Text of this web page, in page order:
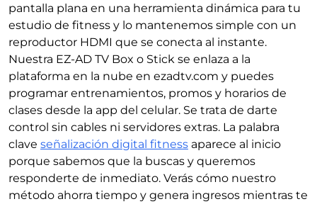
pantalla plana en una herramienta dinámica para tu
estudio de fitness y lo mantenemos simple con un
reproductor HDMI que se conecta al instante.
Nuestra EZ-AD TV Box o Stick se enlaza a la
plataforma en la nube en ezadtv.com y puedes
programar entrenamientos, promos y horarios de
clases desde la app del celular. Se trata de darte
control sin cables ni servidores extras. La palabra
clave señalización digital fitness aparece al inicio
porque sabemos que la buscas y queremos
responderte de inmediato. Verás cómo nuestro
método ahorra tiempo y genera ingresos mientras te